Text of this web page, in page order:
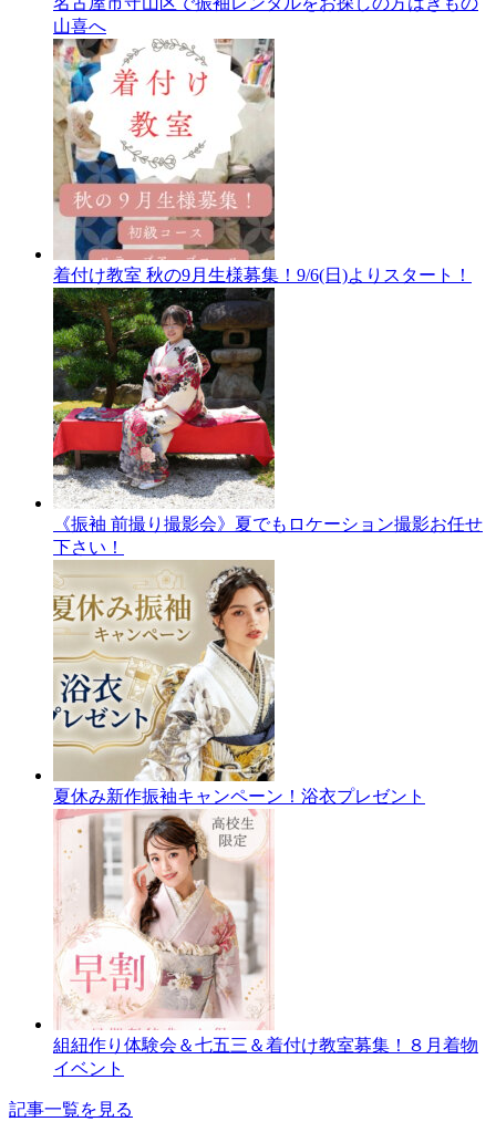
山喜へ
着付け教室 秋の9月生様募集！9/6(日)よりスタート！
《振袖 前撮り撮影会》夏でもロケーション撮影お任せ
下さい！
夏休み新作振袖キャンペーン！浴衣プレゼント
組紐作り体験会＆七五三＆着付け教室募集！８月着物
イベント
記事一覧を見る